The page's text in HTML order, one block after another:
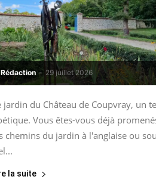
Rédaction - 29 juillet 2026
jardin du Château de Coupvray, un
Vous êtes-vous déjà
chemins du jardin à l'anglaise ou
la suite